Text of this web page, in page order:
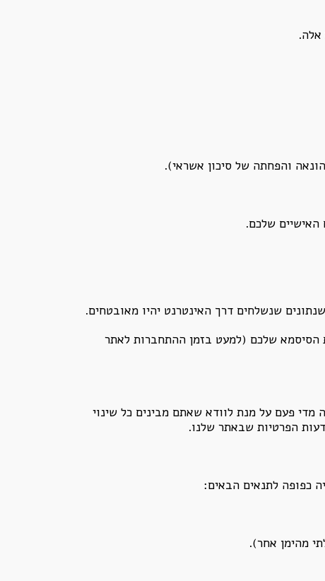
אלה.
והפחתה של סיכון אשראי).
האישיים שלכם.
שנשלחים דרך האינטרנט יהיו מאובטחים.
שלכם (למעט בזמן ההתחברות לאתר
פעם על מנת לוודא שאתם מבינים כל שינוי
הפרטיות שבאתר שלנו.
כפופה לתנאים הבאים:
מהימן אחר).